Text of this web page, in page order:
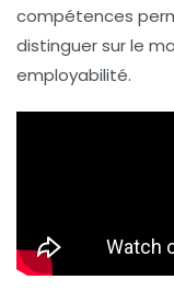
compétences
distinguer sur le
employabilité.